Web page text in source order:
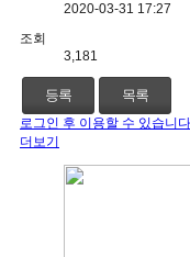
2020-03-31 17:27
조회
3,181
등록 목록
로그인 후 이용할 수 있습니
더보기